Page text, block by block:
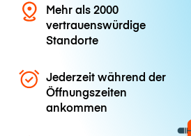
Mehr als 2000
vertrauenswürdige
Standorte
Jederzeit während der
Öffnungszeiten
ankommen